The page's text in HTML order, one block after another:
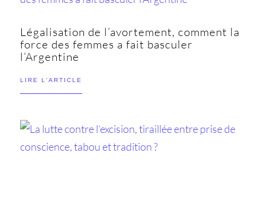
Légalisation de l’avortement, comment la
force des femmes a fait basculer
l’Argentine
LIRE L'ARTICLE